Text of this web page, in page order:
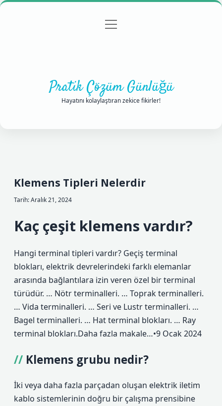
Gizlilik Politikası
menüyü
Pratik Çözüm Günlüğü
Hayatını kolaylaştıran zekice fikirler!
Klemens Tipleri Nelerdir
Tarih: Aralık 21, 2024
Kaç çeşit klemens vardır?
Hangi terminal tipleri vardır? Geçiş terminal
blokları, elektrik devrelerindeki farklı elemanlar
arasında bağlantılara izin veren özel bir terminal
türüdür. … Nötr terminalleri. … Toprak terminalleri.
… Vida terminalleri. … Seri ve Lustr terminalleri. …
Bagel terminalleri. … Hat terminal blokları. … Ray
terminal blokları.Daha fazla makale…•9 Ocak 2024
Klemens grubu nedir?
İki veya daha fazla parçadan oluşan elektrik iletim
kablo sistemlerinin doğru bir çalışma prensibine